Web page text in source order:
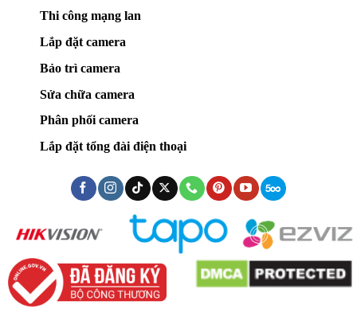
Thi công mạng lan
Lắp đặt camera
Bảo trì camera
Sửa chữa camera
Phân phối camera
Lắp đặt tổng đài điện thoại